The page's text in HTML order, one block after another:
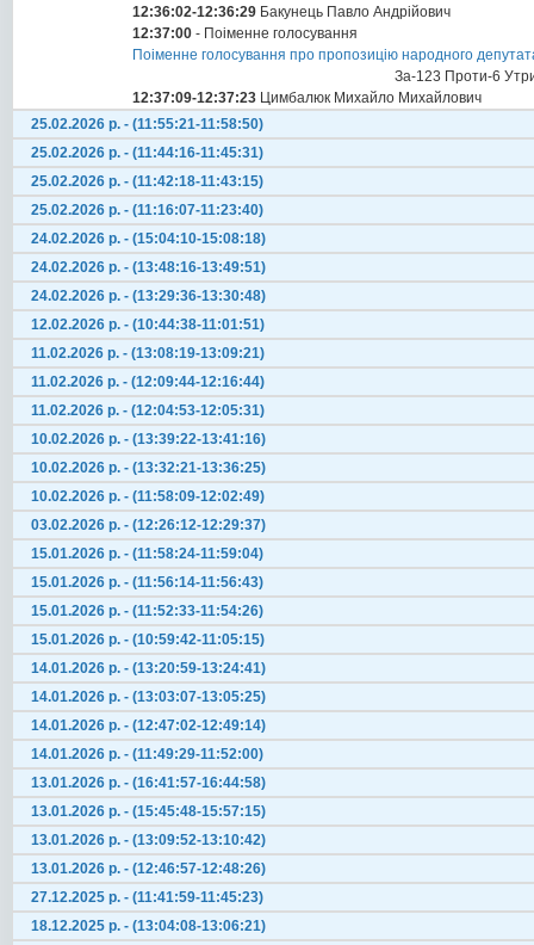
12:36:02-12:36:29 Бакунець Павло Андрійович
12:37:00 - Поіменне голосування
Поіменне голосування про пропозицію народного
За-123 Проти-6
12:37:09-12:37:23 Цимбалюк Михайло Михайлович
25.02.2026 р. - (11:55:21-11:58:50)
25.02.2026 р. - (11:44:16-11:45:31)
25.02.2026 р. - (11:42:18-11:43:15)
25.02.2026 р. - (11:16:07-11:23:40)
24.02.2026 р. - (15:04:10-15:08:18)
24.02.2026 р. - (13:48:16-13:49:51)
24.02.2026 р. - (13:29:36-13:30:48)
12.02.2026 р. - (10:44:38-11:01:51)
11.02.2026 р. - (13:08:19-13:09:21)
11.02.2026 р. - (12:09:44-12:16:44)
11.02.2026 р. - (12:04:53-12:05:31)
10.02.2026 р. - (13:39:22-13:41:16)
10.02.2026 р. - (13:32:21-13:36:25)
10.02.2026 р. - (11:58:09-12:02:49)
03.02.2026 р. - (12:26:12-12:29:37)
15.01.2026 р. - (11:58:24-11:59:04)
15.01.2026 р. - (11:56:14-11:56:43)
15.01.2026 р. - (11:52:33-11:54:26)
15.01.2026 р. - (10:59:42-11:05:15)
14.01.2026 р. - (13:20:59-13:24:41)
14.01.2026 р. - (13:03:07-13:05:25)
14.01.2026 р. - (12:47:02-12:49:14)
14.01.2026 р. - (11:49:29-11:52:00)
13.01.2026 р. - (16:41:57-16:44:58)
13.01.2026 р. - (15:45:48-15:57:15)
13.01.2026 р. - (13:09:52-13:10:42)
13.01.2026 р. - (12:46:57-12:48:26)
27.12.2025 р. - (11:41:59-11:45:23)
18.12.2025 р. - (13:04:08-13:06:21)